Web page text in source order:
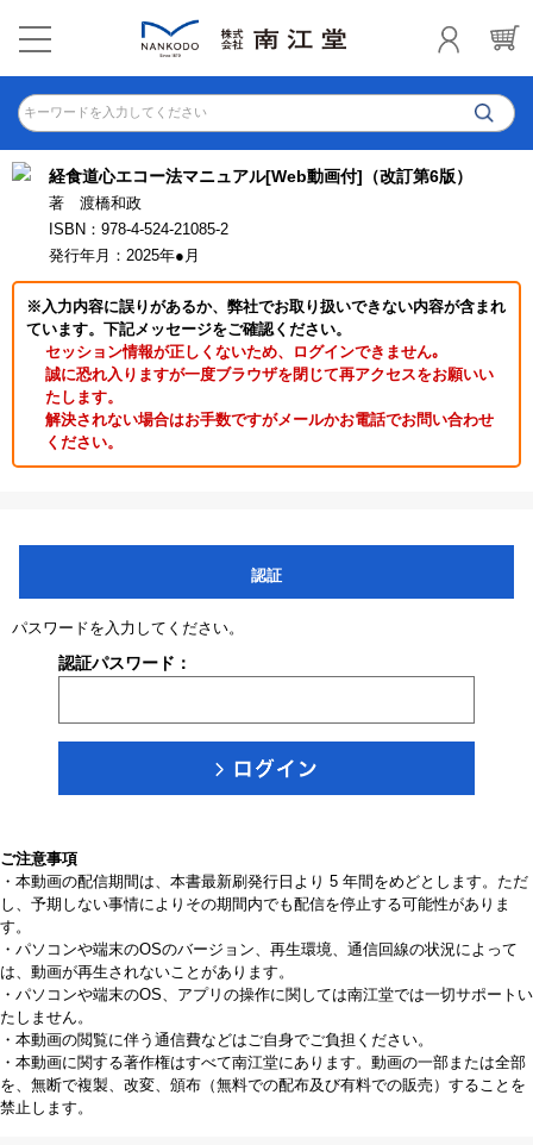
キーワードを入力してください
経食道心エコー法マニュアル[Web動画付]（改訂第6版）
著 渡橋和政
ISBN：978-4-524-21085-2
発行年月：2025年●月
※入力内容に誤りがあるか、弊社でお取り扱いできない内容が含まれ
ています。下記メッセージをご確認ください。
セッション情報が正しくないため、ログインできません｡
誠に恐れ入りますが一度ブラウザを閉じて再アクセスをお願いい
たします。
解決されない場合はお手数ですがメールかお電話でお問い合わせ
ください。
認証
パスワードを入力してください。
認証パスワード：
ご注意事項
・本動画の配信期間は、本書最新刷発行日より 5 年間をめどとします。ただ
し、予期しない事情によりその期間内でも配信を停止する可能性がありま
す。
・パソコンや端末のOSのバージョン、再生環境、通信回線の状況によって
は、動画が再生されないことがあります。
・パソコンや端末のOS、アプリの操作に関しては南江堂では一切サポートい
たしません。
・本動画の閲覧に伴う通信費などはご自身でご負担ください。
・本動画に関する著作権はすべて南江堂にあります。動画の一部または全部
を、無断で複製、改変、頒布（無料での配布及び有料での販売）することを
禁止します。